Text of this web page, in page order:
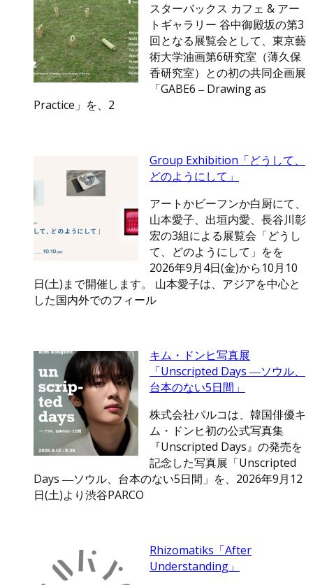
スターバックス カフェ & アー
トギャラリー 谷中御殿坂の第3
回となる展覧会として、東京藝
術大学油画第6研究室（薄久保
香研究室）との初の共同企画展
「GABE6 ‒ Drawing as
Practice」を、2
Group Exhibition「どうして、
どのようにして」
アートかビーフンか白厨にて、
山本愛子、出垣内愛、長谷川彰
宏の3組による展覧会「どうし
て、どのようにして」をを
2026年9月4日(金)から10月10
日(土)まで開催します。 山本愛子は、アジアを中心と
した国内外でのフィール
キム・ドンヒ写真展
「Unscripted Days ―ソウル、
台本のない5日間」
株式会社パルコは、韓国俳優キ
ム・ドンヒ初の公式写真集
『Unscripted Days』の発売を
記念した写真展「Unscripted
Days ―ソウル、台本のない5日間」を、2026年9月12
日(土)より渋谷PARCO
Rhizomatiks「After
Understanding」